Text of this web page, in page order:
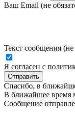
Ваш Email (не
Текст сообщения (не
Я согласен с
Отправить
Спасибо, в
В ближайшее время
Сообщение